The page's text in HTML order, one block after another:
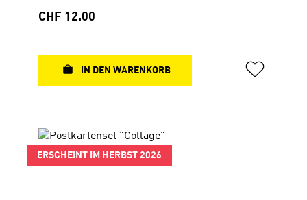
beschreibbar
Regulärer Preis:
CHF 12.00
IN DEN WARENKORB
ERSCHEINT IM HERBST 2026